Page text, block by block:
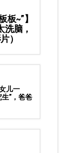
板~”】
脑，
）
儿一
”，爸爸